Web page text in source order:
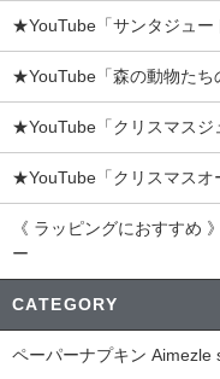
★YouTube「サンタジュー
★YouTube「森の動物たち
★YouTube「クリスマスジ
★YouTube「クリスマスオ
《 ラッピングにおすすめ
ー
CATEGORY
ペーパーナプキン Aimezle